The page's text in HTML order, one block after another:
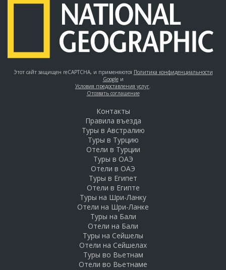
Этот сайт защищен reCAPTCHA, и применяются Политика конфиденциальности
Googleи
Условия предоставления услуг.
Отозвать соглашение
Контакты
Правила въезда
Туры в Австралию
Туры в Турцию
Отели в Турции
Туры в ОАЭ
Отели в ОАЭ
Туры в Египет
Отели в Египте
Туры на Шри-Ланку
Отели на Шри-Ланке
Туры на Бали
Отели на Бали
Туры на Сейшелы
Отели на Сейшелах
Туры во Вьетнам
Отели во Вьетнаме